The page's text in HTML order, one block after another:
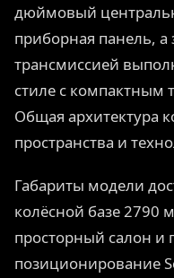
дюймовый
приборная панель, а
трансмиссией
стиле с компактным
Общая архитектура
пространства и
Габариты модели
колёсной базе 2790
просторный салон и
позиционирование